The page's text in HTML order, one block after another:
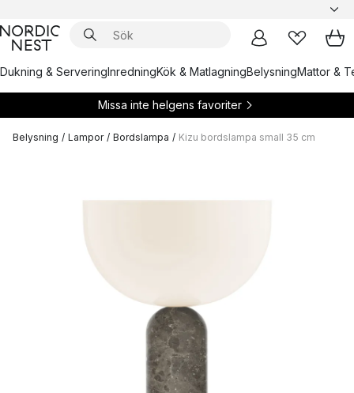
Dukning & ServeringInredningKök & MatlagningBelysningMattor &
Missa inte helgens favoriter
Belysning / Lampor / Bordslampa / Kizu bordslampa small 35 cm